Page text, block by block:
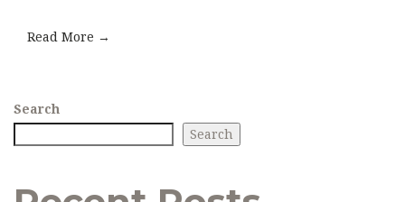
Read More →
Search
Search